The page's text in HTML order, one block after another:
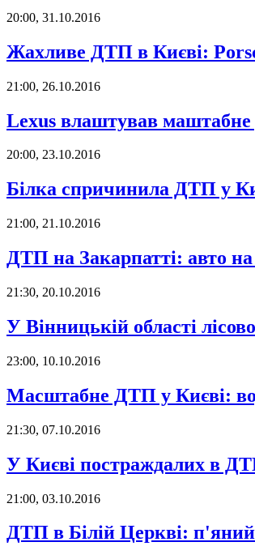
20:00, 31.10.2016
Жахливе ДТП в Києві:
21:00, 26.10.2016
Lexus влаштував
20:00, 23.10.2016
Білка спричинила ДТП у
21:00, 21.10.2016
ДТП на Закарпатті: авто
21:30, 20.10.2016
У Вінницькій області
23:00, 10.10.2016
Масштабне ДТП у Києві:
21:30, 07.10.2016
У Києві постраждалих в
21:00, 03.10.2016
ДТП в Білій Церкві: